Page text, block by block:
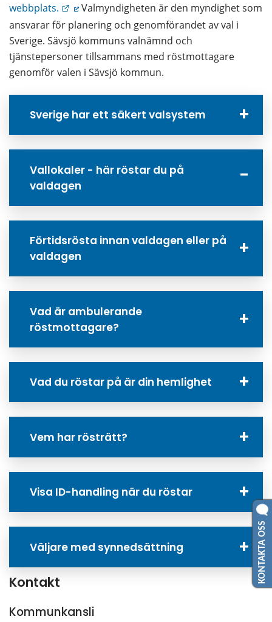
webbplats.
Länk till annan webbplats.
Valmyndigheten är den myndighet som
ansvarar för planering och genomförandet av val i
Sverige. Sävsjö kommuns valnämnd och
tjänstepersoner tillsammans med röstmottagare
genomför valen i Sävsjö kommun.
Sverige har ett säkert valsystem
Vallokaler - här röstar du på
valdagen
Förtidsrösta innan valdagen eller på
valdagen
Vad är ambulerande
röstmottagare?
Vad du röstar på är din hemlighet
Vem har rösträtt?
Visa ID-handling när du röstar
Väljare med synnedsättning
Kontakt
Kommunkansli
KONTAKTA OSS